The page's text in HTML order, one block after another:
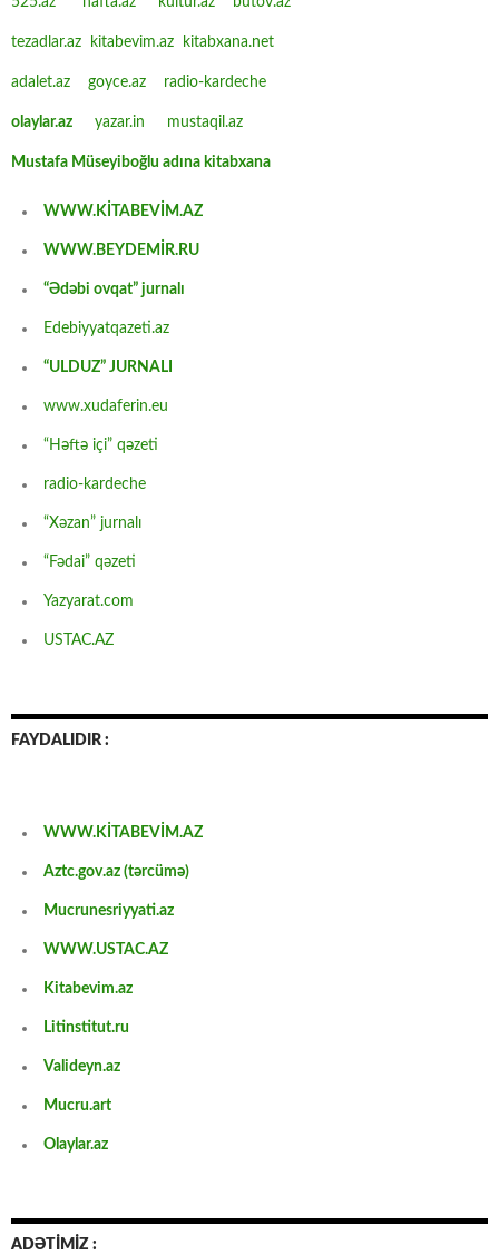
tezadlar.az kitabevim.az kitabxana.net
adalet.az goyce.az radio-kardeche
olaylar.az yazar.in mustaqil.az
Mustafa Müseyiboğlu adına kitabxana
WWW.KİTABEVİM.AZ
WWW.BEYDEMİR.RU
“Ədəbi ovqat” jurnalı
Edebiyyatqazeti.az
“ULDUZ” JURNALI
www.xudaferin.eu
“Həftə içi” qəzeti
radio-kardeche
“Xəzan” jurnalı
“Fədai” qəzeti
Yazyarat.com
USTAC.AZ
FAYDALIDIR :
WWW.KİTABEVİM.AZ
Aztc.gov.az (tərcümə)
Mucrunesriyyati.az
WWW.USTAC.AZ
Kitabevim.az
Litinstitut.ru
Valideyn.az
Mucru.art
Olaylar.az
ADƏTİMİZ :